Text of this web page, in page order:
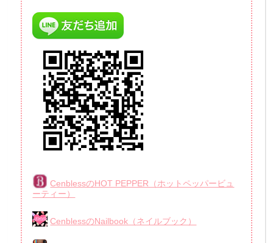
CenblessのHOT PEPPER（ホットペッパービュ
ーティー）
CenblessのNailbook（ネイルブック）